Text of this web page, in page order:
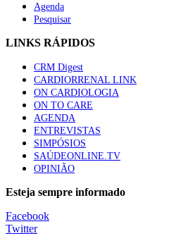
Alguns milhares de
167 visualizações
Quase quatro em cada
84 visualizações
58 visualizações
Agenda
Pesquisar
LINKS RÁPIDOS
CRM Digest
CARDIORRENAL LINK
ON CARDIOLOGIA
ON TO CARE
AGENDA
ENTREVISTAS
SIMPÓSIOS
SAÚDEONLINE.TV
OPINIÃO
Esteja sempre informado
Facebook
Twitter